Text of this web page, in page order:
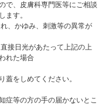
で、皮膚科専門医等にご相談
ます。
、かゆみ、刺激等の異常が
接日光があたって上記の上
れた場合
蓋をしめてください。
症等の方の手の届かないとこ